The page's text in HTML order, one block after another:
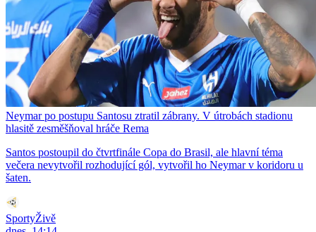
Neymar po postupu Santosu ztratil zábrany. V útrobách stadionu
hlasitě zesměšňoval hráče Rema
Santos postoupil do čtvrtfinále Copa do Brasil, ale hlavní téma
večera nevytvořil rozhodující gól, vytvořil ho Neymar v koridoru u
šaten.
SportyŽivě